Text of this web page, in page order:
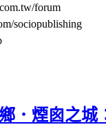
forum
sociopublishing
．煙囪之城